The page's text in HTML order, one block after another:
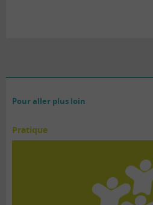
Pour aller plus loin
Pratique